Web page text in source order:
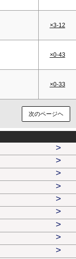
×3-12
×0-43
×0-33
次のページヘ
>
>
>
>
>
>
>
>
>